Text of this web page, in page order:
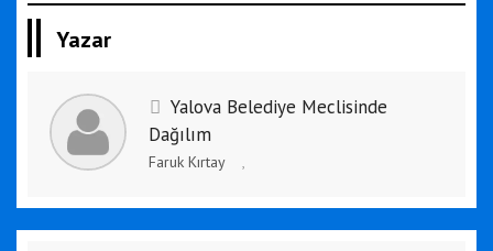
Yazar
Yalova Belediye Meclisinde
Dağılım
Faruk Kırtay ,